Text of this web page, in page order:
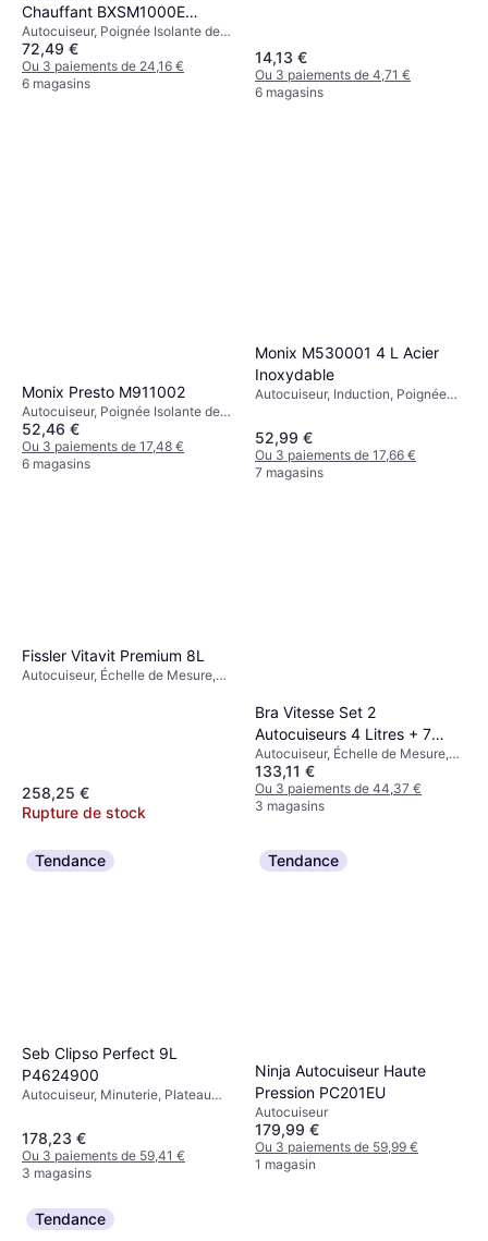
Chauffant BXSM1000E
1040W Inox
Autocuiseur, Poignée Isolante de
Chaleur
72,49 €
Ou 3 paiements de 24,16 €
6 magasins
14,13 €
Ou 3 paiements de 4,71 €
6 magasins
Monix Presto M911002
Autocuiseur, Poignée Isolante de
Chaleur, Compatible Lave-
Vaisselle, Induction, 6L
52,46 €
Ou 3 paiements de 17,48 €
6 magasins
Monix M530001 4 L Acier
Inoxydable
Autocuiseur, Induction, Poignée
52,99 €
Ou 3 paiements de 17,66 €
7 magasins
Fissler Vitavit Premium 8L
Autocuiseur, Échelle de Mesure,
258,25 €
Rupture de stock
Bra Vitesse Set 2
Autocuiseurs 4 Litres + 7
Litres
Autocuiseur, Échelle de Mesure,
Induction, Poignée Isolante de
Chaleur, 4L
133,11 €
Ou 3 paiements de 44,37 €
3 magasins
Tendance
Seb Clipso Perfect 9L
P4624900
Autocuiseur, Minuterie, Plateau
178,23 €
Ou 3 paiements de 59,41 €
3 magasins
Tendance
Ninja Autocuiseur Haute
Pression PC201EU
Autocuiseur
179,99 €
Ou 3 paiements de 59,99 €
1 magasin
Tendance